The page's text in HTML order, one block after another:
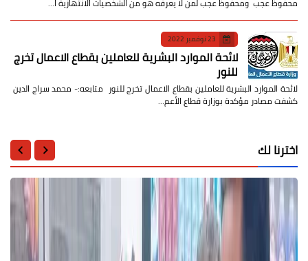
23 نوفمبر 2022
لائحة الموارد البشرية للعاملين بقطاع الاعمال تخرج
للنور
لائحة الموارد البشرية للعاملين بقطاع الاعمال تخرج للنور متابعه:- محمد سراج الدين
كشفت مصادر مؤكدة بوزارة قطاع الأعم…
اخترنا لك